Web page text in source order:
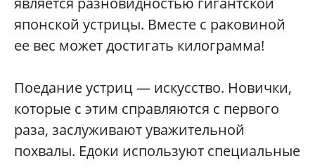
японской устрицы. Вместе с раковиной
ее вес может достигать килограмма!
Поедание устриц — искусство. Новички,
которые с этим справляются с первого
раза, заслуживают уважительной
похвалы. Едоки используют специальные